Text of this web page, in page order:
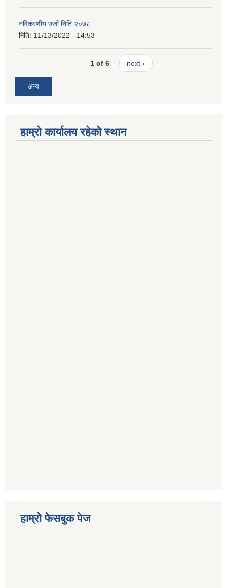
नविकरणीय उर्जा निति २०७८
मिति: 11/13/2022 - 14:53
1 of 6 next ›
अन्य
हाम्रो कार्यालय रहेको स्थान
हाम्रो फेसबुक पेज